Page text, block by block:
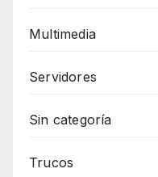
Multimedia
Servidores
Sin categoría
Trucos